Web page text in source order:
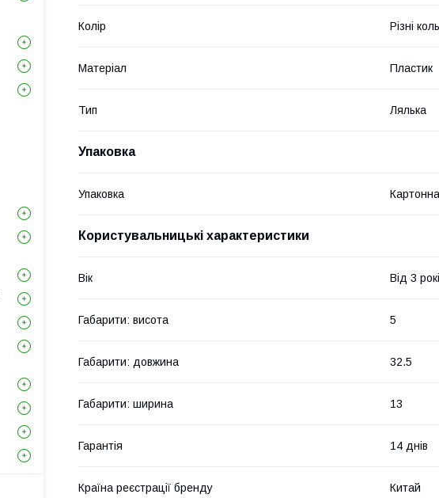
Колір Різні
Матеріал Пластик
Тип Лялька
Упаковка
Упаковка
Користувальницькі характеристики
Вік Від 3
Габарити: висота 5
Габарити: довжина 32.5
Габарити: ширина 13
Гарантія 14 днів
Країна реєстрації бренду Китай